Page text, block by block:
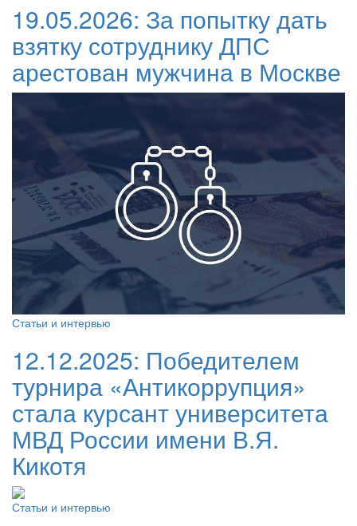
19.05.2026: За попытку дать
взятку сотруднику ДПС
арестован мужчина в Москве
Статьи и интервью
12.12.2025: Победителем
турнира «Антикоррупция»
стала курсант университета
МВД России имени В.Я.
Кикотя
Статьи и интервью